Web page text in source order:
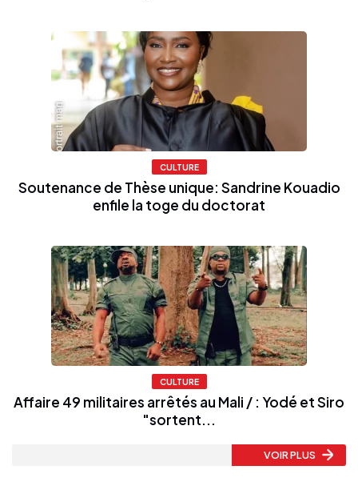
CULTURE
Soutenance de Thèse unique: Sandrine Kouadio
enfile la toge du doctorat
CULTURE
Affaire 49 militaires arrêtés au Mali / : Yodé et Siro
"sortent...
VOIR PLUS